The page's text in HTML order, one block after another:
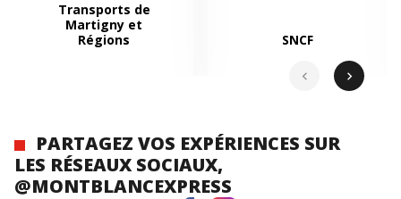
chevron_left
Transports de
Martigny et
Régions
SNCF
chevron_right
PARTAGEZ VOS EXPÉRIENCES SUR
LES RÉSEAUX SOCIAUX,
@MONTBLANCEXPRESS